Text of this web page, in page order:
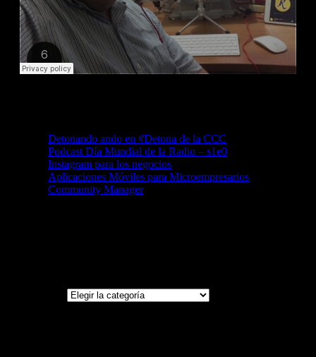
Detonando ando en #Detona de la CCC
Podcast Día Mundial de la Radio – s1e0
Instagram para los negocios
Aplicaciones Móviles para Microempresarios
Community Manager